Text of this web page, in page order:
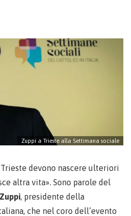
Zuppi a Trieste alla Settimana sociale
devono nascere ulteriori
altra vita». Sono parole del
, presidente della
che nel coro dell’evento